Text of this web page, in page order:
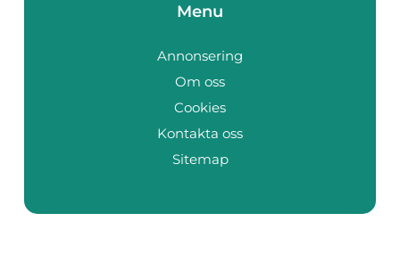
Menu
Annonsering
Om oss
Cookies
Kontakta oss
Sitemap